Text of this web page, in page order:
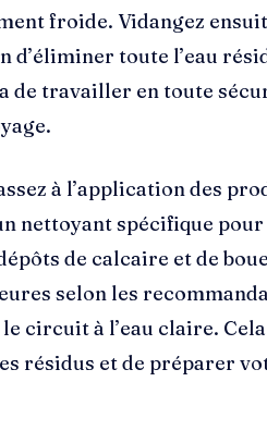
froide. Vidangez
d’éliminer toute l’eau
de travailler en toute
à l’application des
nettoyant spécifique pour
de calcaire et de
selon les
circuit à l’eau claire.
résidus et de préparer